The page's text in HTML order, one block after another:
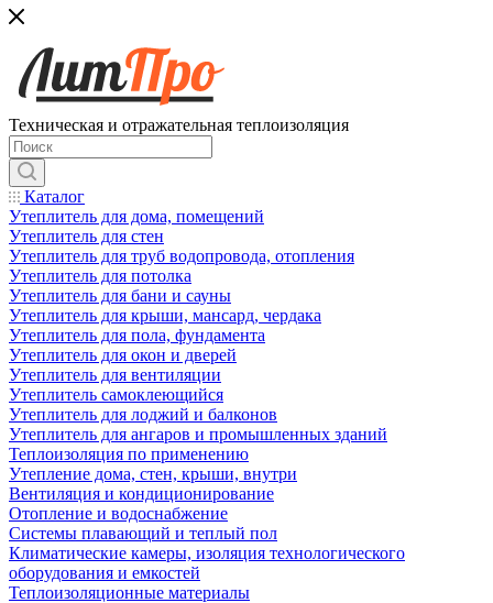
Техническая и отражательная теплоизоляция
Каталог
Утеплитель для дома, помещений
Утеплитель для стен
Утеплитель для труб водопровода, отопления
Утеплитель для потолка
Утеплитель для бани и сауны
Утеплитель для крыши, мансард, чердака
Утеплитель для пола, фундамента
Утеплитель для окон и дверей
Утеплитель для вентиляции
Утеплитель самоклеющийся
Утеплитель для лоджий и балконов
Утеплитель для ангаров и промышленных зданий
Теплоизоляция по применению
Утепление дома, стен, крыши, внутри
Вентиляция и кондиционирование
Отопление и водоснабжение
Системы плавающий и теплый пол
Климатические камеры, изоляция технологического
оборудования и емкостей
Теплоизоляционные материалы